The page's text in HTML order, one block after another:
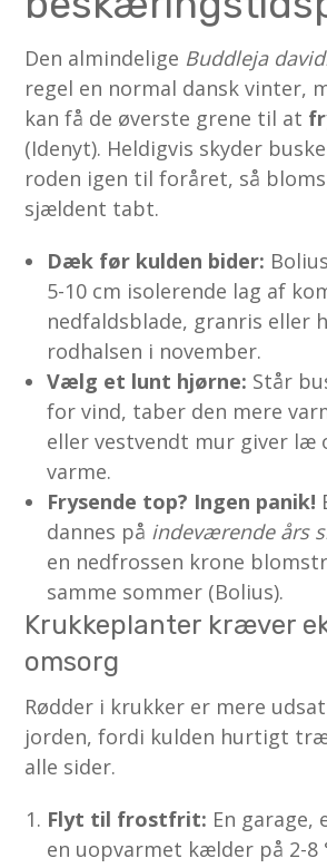
Den almindelige Buddleja
regel en normal dansk vinter,
kan få de øverste grene til at
(Idenyt). Heldigvis skyder
roden igen til foråret, så
sjældent tabt.
Dæk før kulden bider:
5-10 cm isolerende lag af
nedfaldsblade, granris eller
rodhalsen i november.
Vælg et lunt hjørne: Står
for vind, taber den mere
eller vestvendt mur giver læ
varme.
Frysende top? Ingen panik!
dannes på indeværende års
en nedfrossen krone
samme sommer (Bolius).
Krukkeplanter kræver
omsorg
Rødder i krukker er mere
jorden, fordi kulden hurtigt
alle sider.
Flyt til frostfrit: En garage,
en uopvarmet kælder på 2-8